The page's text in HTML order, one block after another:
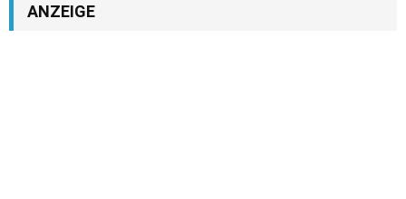
ANZEIGE